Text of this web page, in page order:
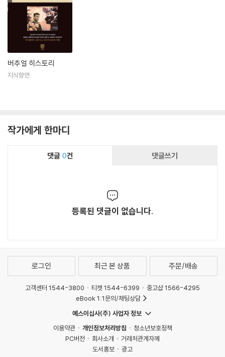
버추얼 히스토리
지식향연
작가에게 한마디
댓글 0건 댓글쓰기
등록된 댓글이 없습니다.
로그인 최근 본 상품 주문/배송
고객센터 1544-3800 티켓 1544-6399
중고샵 1566-4295
eBook 1:1문의/채팅상담
예스이십사(주) 사업자 정보
이용약관
개인정보처리방침
청소년보호정책
PC버전
회사소개
거래처관계자께
도서홍보
광고